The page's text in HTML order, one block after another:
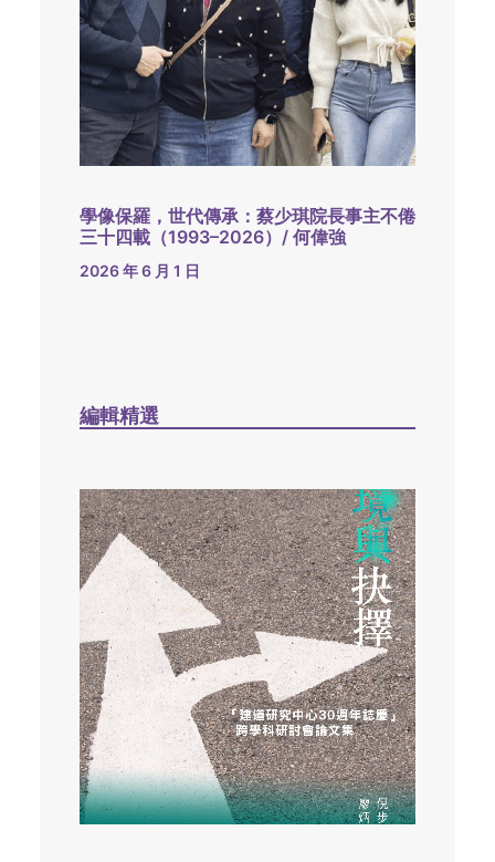
學像保羅，世代傳承：蔡少琪院長事主不倦
三十四載（1993–2026）/ 何偉強
2026 年 6 月 1 日
編輯精選